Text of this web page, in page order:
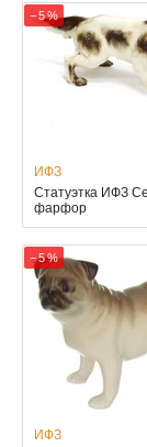
− 5 %
ИФЗ
Статуэтка ИФЗ
фарфор
− 5 %
ИФЗ